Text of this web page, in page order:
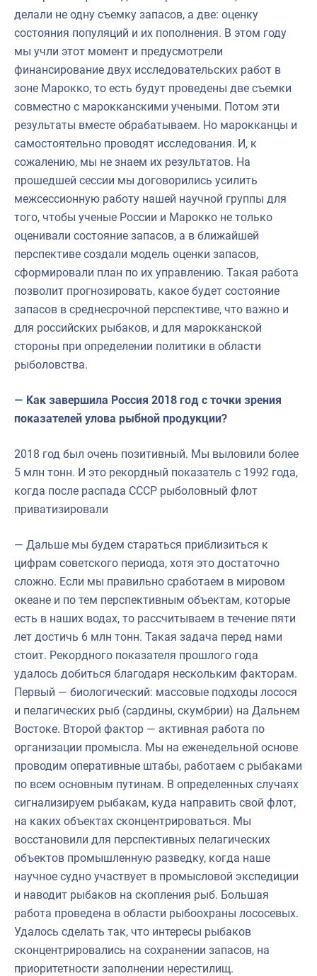
делали не одну съемку запасов, а две: оценку
состояния популяций и их пополнения. В этом году
мы учли этот момент и предусмотрели
финансирование двух исследовательских работ в
зоне Марокко, то есть будут проведены две съемки
совместно с марокканскими учеными. Потом эти
результаты вместе обрабатываем. Но марокканцы и
самостоятельно проводят исследования. И, к
сожалению, мы не знаем их результатов. На
прошедшей сессии мы договорились усилить
межсессионную работу нашей научной группы для
того, чтобы ученые России и Марокко не только
оценивали состояние запасов, а в ближайшей
перспективе создали модель оценки запасов,
сформировали план по их управлению. Такая работа
позволит прогнозировать, какое будет состояние
запасов в среднесрочной перспективе, что важно и
для российских рыбаков, и для марокканской
стороны при определении политики в области
рыболовства.
— Как завершила Россия 2018 год с точки зрения
показателей улова рыбной продукции?
2018 год был очень позитивный. Мы выловили более
5 млн тонн. И это рекордный показатель с 1992 года,
когда после распада СССР рыболовный флот
приватизировали
— Дальше мы будем стараться приблизиться к
цифрам советского периода, хотя это достаточно
сложно. Если мы правильно сработаем в мировом
океане и по тем перспективным объектам, которые
есть в наших водах, то рассчитываем в течение пяти
лет достичь 6 млн тонн. Такая задача перед нами
стоит. Рекордного показателя прошлого года
удалось добиться благодаря нескольким факторам.
Первый — биологический: массовые подходы лосося
и пелагических рыб (сардины, скумбрии) на Дальнем
Востоке. Второй фактор — активная работа по
организации промысла. Мы на еженедельной основе
проводим оперативные штабы, работаем с рыбаками
по всем основным путинам. В определенных случаях
сигнализируем рыбакам, куда направить свой флот,
на каких объектах сконцентрироваться. Мы
восстановили для перспективных пелагических
объектов промышленную разведку, когда наше
научное судно участвует в промысловой экспедиции
и наводит рыбаков на скопления рыб. Большая
работа проведена в области рыбоохраны лососевых.
Удалось сделать так, что интересы рыбаков
сконцентрировались на сохранении запасов, на
приоритетности заполнении нерестилищ.